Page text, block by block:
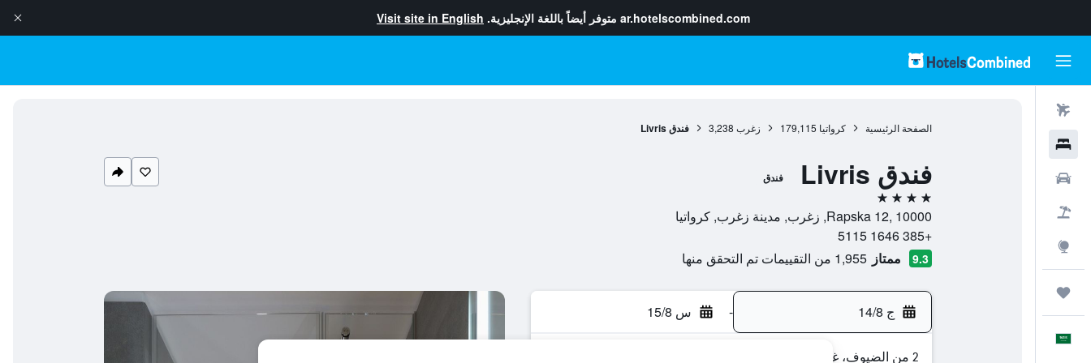
ar.hotelscombined.com متوفر أيضاً باللغة الإنجليزية. Visit site in English
الصفحة الرئيسية كرواتيا 179,115 زغرب 3,238 فندق Livris
فندق Livris فندق
4 نجوم
Rapska 12, 10000, زغرب, مدينة زغرب, كرواتيا
+385 1646 5115
9.3 ممتاز 1,955 من التقييمات تم التحقق منها
ج 14/8 - س 15/8
2 من الضيوف، غرفة واحدة